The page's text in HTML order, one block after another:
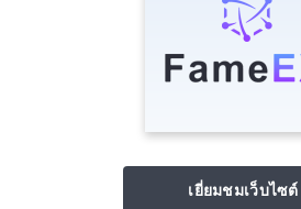
เยี่ยมชมเว็บไซต์